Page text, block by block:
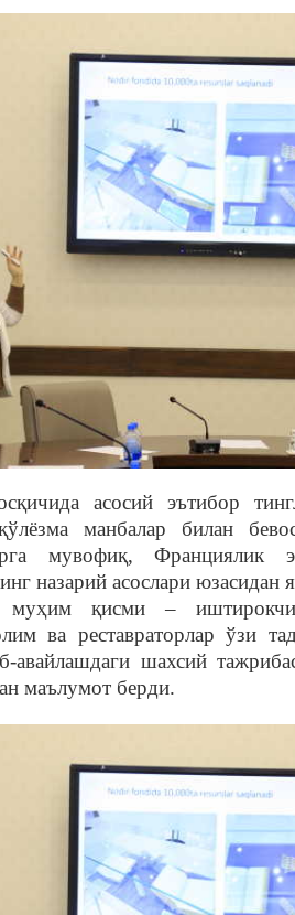
асосий эътибор
манбалар билан
мувофиқ, Франциялик
назарий асослари юзасидан
муҳим қисми –
ва реставраторлар ўзи
авайлашдаги шахсий
маълумот берди.